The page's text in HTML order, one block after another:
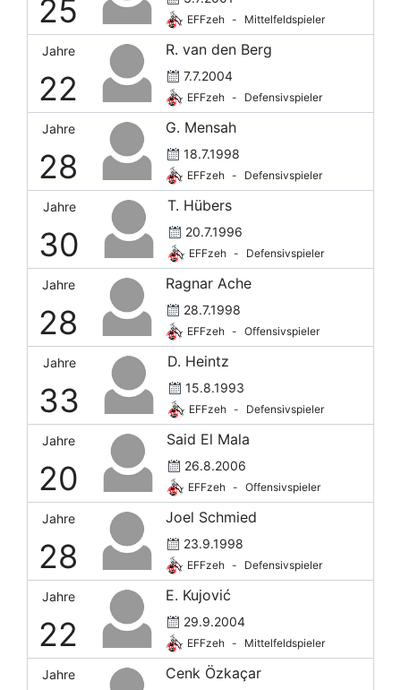
25 EFFzeh - Mittelfeldspieler
Jahre
22
R. van den Berg
7.7.2004
EFFzeh - Defensivspieler
Jahre
28
G. Mensah
18.7.1998
EFFzeh - Defensivspieler
Jahre
30
T. Hübers
20.7.1996
EFFzeh - Defensivspieler
Jahre
28
Ragnar Ache
28.7.1998
EFFzeh - Offensivspieler
Jahre
33
D. Heintz
15.8.1993
EFFzeh - Defensivspieler
Jahre
20
Said El Mala
26.8.2006
EFFzeh - Offensivspieler
Jahre
28
Joel Schmied
23.9.1998
EFFzeh - Defensivspieler
Jahre
22
E. Kujović
29.9.2004
EFFzeh - Mittelfeldspieler
Jahre Cenk Özkaçar